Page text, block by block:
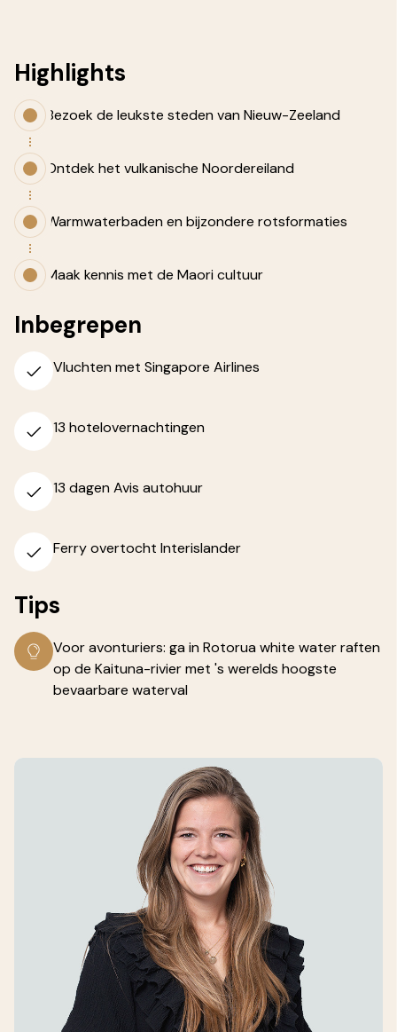
Highlights
Bezoek de leukste steden van Nieuw-Zeeland
Ontdek het vulkanische Noordereiland
Warmwaterbaden en bijzondere rotsformaties
Maak kennis met de Maori cultuur
Inbegrepen
Vluchten met Singapore Airlines
13 hotelovernachtingen
13 dagen Avis autohuur
Ferry overtocht Interislander
Tips
Voor avonturiers: ga in Rotorua white water raften
op de Kaituna-rivier met 's werelds hoogste
bevaarbare waterval